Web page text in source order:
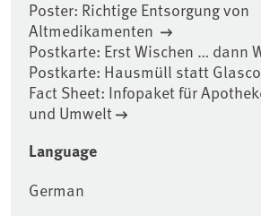
Poster: Richtige Entsorgung von
Altmedikamenten
Postkarte: Erst Wischen … dann
Postkarte: Hausmüll statt
Fact Sheet: Infopaket für
und Umwelt
Language
German